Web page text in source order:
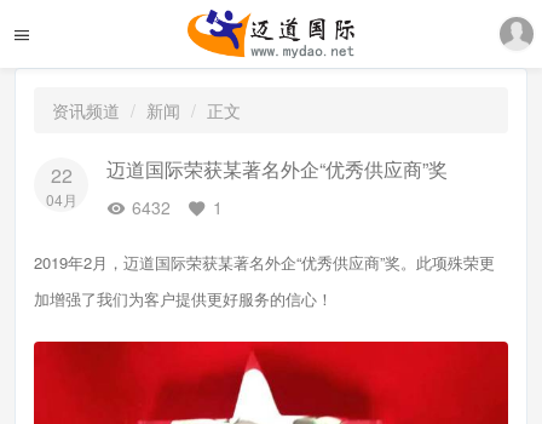
资讯频道 新闻 正文
22
04月
迈道国际荣获某著名外企“优秀供应商”奖
6432 1
2019年2月，迈道国际荣获某著名外企“优秀供应商”奖。此项殊荣更
加增强了我们为客户提供更好服务的信心！